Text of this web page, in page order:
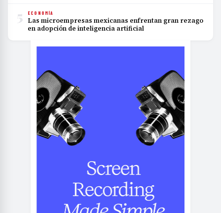
5 ECONOMÍA
Las microempresas mexicanas enfrentan gran rezago
en adopción de inteligencia artificial